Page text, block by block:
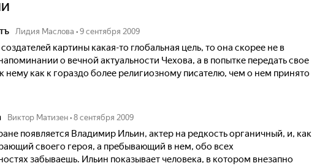
Лидия Маслова • 9 сентября 2009
картины какая-то глобальная цель, то она скорее не в
о вечной актуальности Чехова, а в попытке передать свое
нему как к гораздо более религиозному писателю, чем о нем принято
Виктор Матизен • 8 сентября 2009
появляется Владимир Ильин, актер на редкость органичный, и, как
своего героя, а пребывающий в нем, обо всех
забываешь. Ильин показывает человека, в котором внезапно